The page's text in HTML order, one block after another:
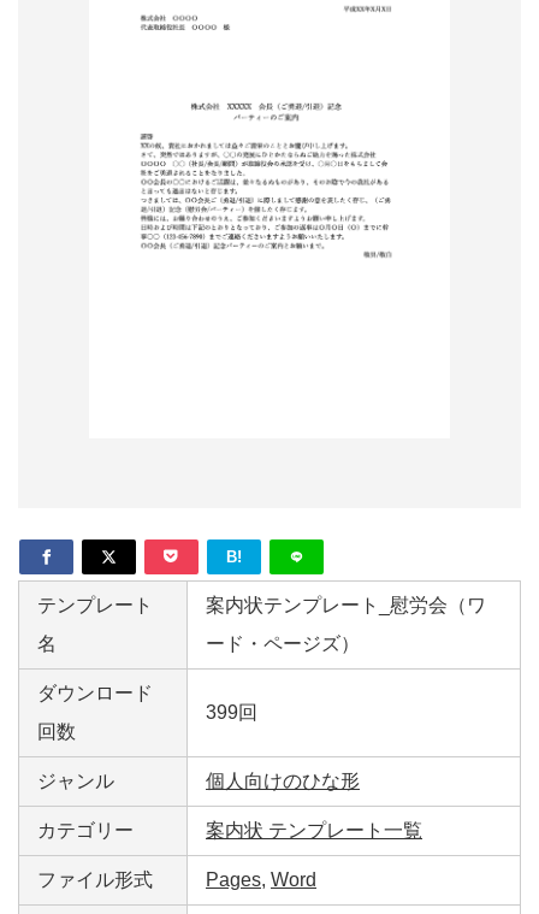
B!
テンプレート
名
案内状テンプレート_慰労会（ワ
ード・ページズ）
ダウンロード
回数
399回
ジャンル 個人向けのひな形
カテゴリー 案内状 テンプレート一覧
ファイル形式 Pages, Word